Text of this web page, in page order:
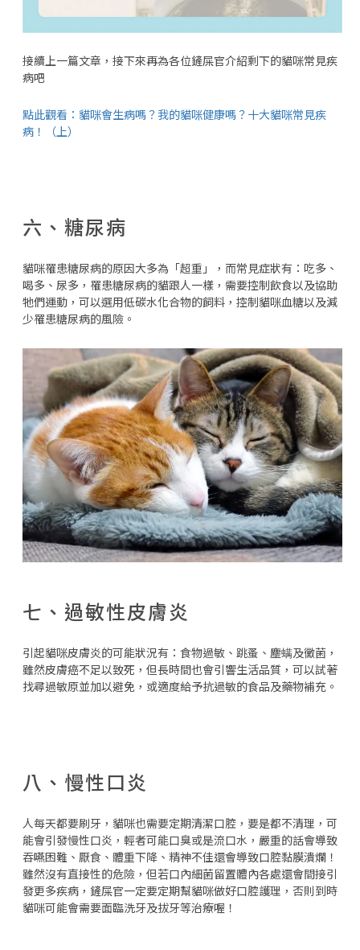
接續上一篇文章，接下來再為各位鏟屎官介紹剩下的貓咪常見疾
病吧
點此觀看：貓咪會生病嗎？我的貓咪健康嗎？十大貓咪常見疾
病！（上）
六、糖尿病
貓咪罹患糖尿病的原因大多為「超重」，而常見症狀有：吃多、
喝多、尿多，罹患糖尿病的貓跟人一樣，需要控制飲食以及協助
牠們運動，可以選用低碳水化合物的飼料，控制貓咪血糖以及減
少罹患糖尿病的風險。
七、過敏性皮膚炎
引起貓咪皮膚炎的可能狀況有：食物過敏、跳蚤、塵螨及黴菌，
雖然皮膚癌不足以致死，但長時間也會引響生活品質，可以試著
找尋過敏原並加以避免，或適度給予抗過敏的食品及藥物補充。
八、慢性口炎
人每天都要刷牙，貓咪也需要定期清潔口腔，要是都不清理，可
能會引發慢性口炎，輕者可能口臭或是流口水，嚴重的話會導致
吞嚥困難、厭食、體重下降、精神不佳還會導致口腔黏膜潰爛！
雖然沒有直接性的危險，但若口內細菌留置體內各處還會間接引
發更多疾病，鏟屎官一定要定期幫貓咪做好口腔護理，否則到時
貓咪可能會需要面臨洗牙及拔牙等治療喔！